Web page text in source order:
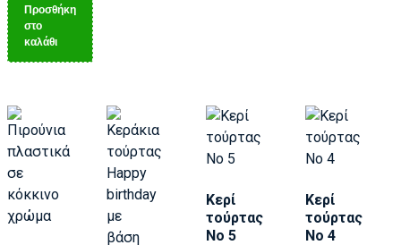
Προσθήκη
στο
καλάθι
Κερί
τούρτας
Νο 5
Κερί
τούρτας
Νο 4